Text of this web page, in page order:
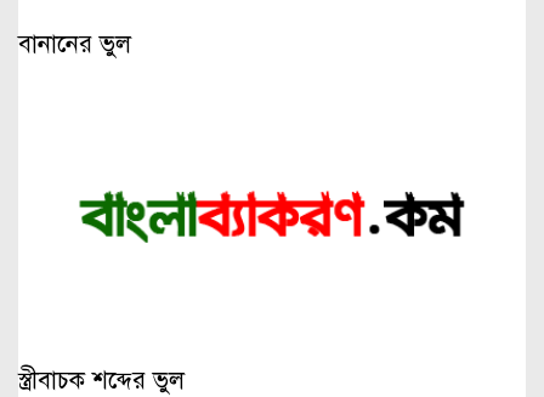
বানানের ভুল
স্ত্রীবাচক শব্দের ভুল